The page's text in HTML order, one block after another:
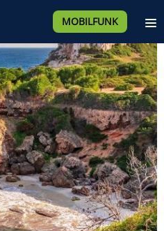
MOBILFUNK